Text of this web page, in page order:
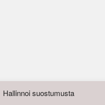
Hallinnoi suostumusta